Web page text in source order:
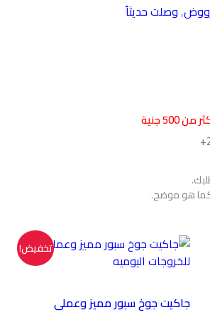
,وصلت حديثاً
جنية
كما هو موضح.
تخفيض!
جاكيت جوخ سبور مميز وعملى